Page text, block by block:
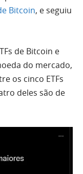
Bitcoin, e seguiu
de Bitcoin e
do mercado,
os cinco ETFs
deles são de